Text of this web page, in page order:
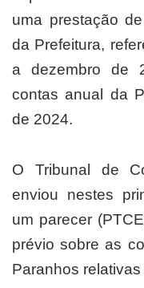
uma prestação
da Prefeitura,
a dezembro de
contas anual da
de 2024.
O Tribunal de
enviou nestes
um parecer
prévio sobre as
Paranhos